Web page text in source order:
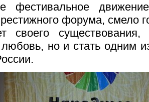
фестивальное
форума, смело
своего существования,
но и стать одним